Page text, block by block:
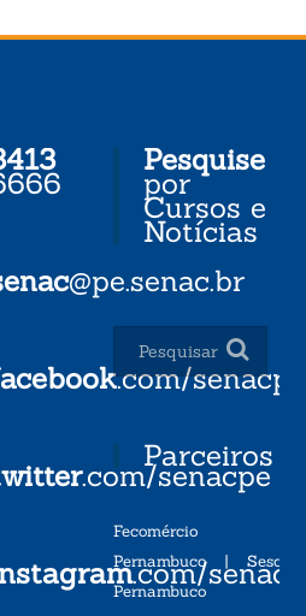
@pe.senac.br
.com/senacpe
.com/senacpe
.com/
Pesquise
por
Cursos e
Notícias
Parceiros
Fecomércio
Pernambuco| Sesc
Pernambuco